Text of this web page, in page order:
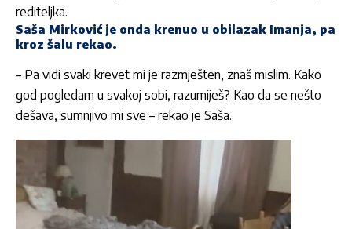
rediteljka.
Saša Mirković je onda krenuo u obilazak Imanja, pa
kroz šalu rekao.
– Pa vidi svaki krevet mi je razmješten, znaš mislim. Kako
god pogledam u svakoj sobi, razumiješ? Kao da se nešto
dešava, sumnjivo mi sve – rekao je Saša.